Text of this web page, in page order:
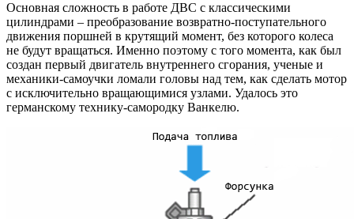
Основная сложность в работе ДВС с классическими
цилиндрами – преобразование возвратно-поступательного
движения поршней в крутящий момент, без которого колеса
не будут вращаться. Именно поэтому с того момента, как был
создан первый двигатель внутреннего сгорания, ученые и
механики-самоучки ломали головы над тем, как сделать мотор
с исключительно вращающимися узлами. Удалось это
германскому технику-самородку Ванкелю.